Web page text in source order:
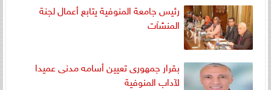
رئيس جامعة المنوفية يتابع أعمال لجنة
المنشآت
بقرار جمهورى تعيين أسامه مدنى عميدا
لآداب المنوفية